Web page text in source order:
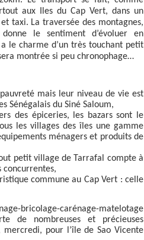
aux Iles du Cap Vert, dans un
taxi. La traversée des montagnes,
le sentiment d’évoluer en
le charme d’un très touchant petit
montrée si peu chronophage…
mais leur niveau de vie est
Sénégalais du Siné Saloum,
des épiceries, les bazars sont le
les villages des îles une gamme
ménagers et produits de
petit village de Tarrafal compte à
concurrentes,
commune au Cap Vert : celle
bricolage-carénage-matelotage
de nombreuses et précieuses
pour l’île de Sao Vicente